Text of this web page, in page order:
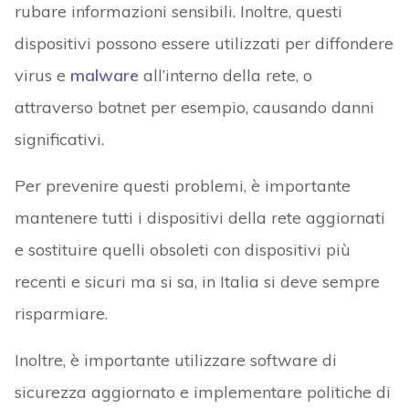
rubare informazioni sensibili. Inoltre, questi
dispositivi possono essere utilizzati per diffondere
virus e malware all’interno della rete, o
attraverso botnet per esempio, causando danni
significativi.
Per prevenire questi problemi, è importante
mantenere tutti i dispositivi della rete aggiornati
e sostituire quelli obsoleti con dispositivi più
recenti e sicuri ma si sa, in Italia si deve sempre
risparmiare.
Inoltre, è importante utilizzare software di
sicurezza aggiornato e implementare politiche di